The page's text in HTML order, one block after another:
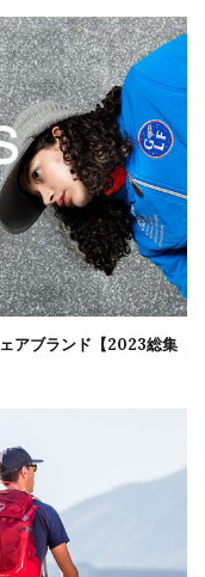
アブランド【2023総集